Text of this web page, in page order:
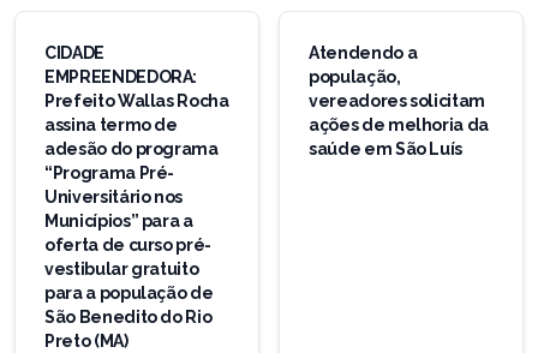
Navegação
Post
CIDADE
EMPREENDEDORA:
Prefeito Wallas Rocha
assina termo de
adesão do programa
“Programa Pré-
Universitário nos
Municípios” para a
oferta de curso pré-
vestibular gratuito
para a população de
São Benedito do Rio
Preto (MA)
Atendendo a
população,
vereadores solicitam
ações de melhoria da
saúde em São Luís